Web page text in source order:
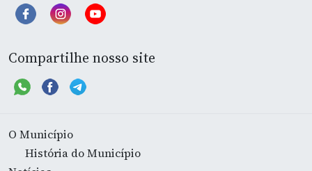
Compartilhe nosso site
O Município
História do Município